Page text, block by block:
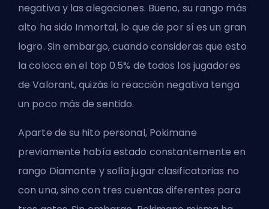
negativa y las alegaciones. Bueno, su rango más
alto ha sido Inmortal, lo que de por sí es un gran
logro. Sin embargo, cuando consideras que esto
la coloca en el top 0.5% de todos los jugadores
de Valorant, quizás la reacción negativa tenga
un poco más de sentido.
Aparte de su hito personal, Pokimane
previamente había estado constantemente en
rango Diamante y solía jugar clasificatorias no
con una, sino con tres cuentas diferentes para